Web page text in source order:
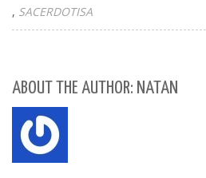
SACERDOTISA
ABOUT THE AUTHOR: NATAN